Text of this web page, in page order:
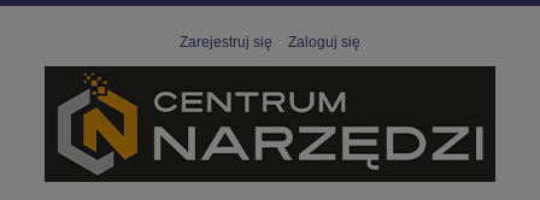
Zarejestruj się Zaloguj się